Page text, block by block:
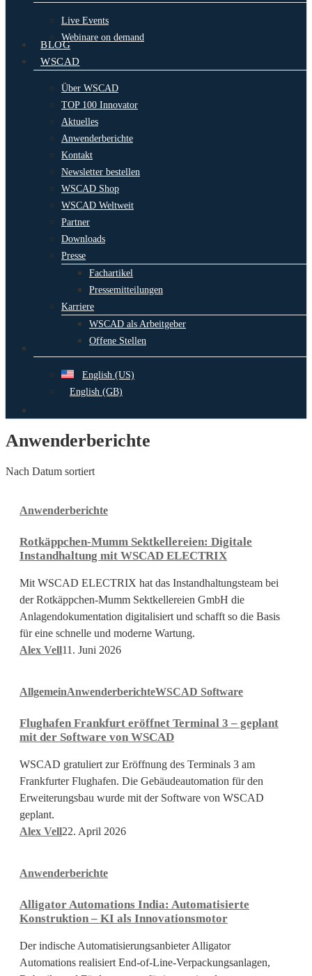
Live Events
Webinare on demand
BLOG
WSCAD
Über WSCAD
TOP 100 Innovator
Aktuelles
Anwenderberichte
Kontakt
Newsletter bestellen
WSCAD Shop
WSCAD Weltweit
Partner
Downloads
Presse
Fachartikel
Pressemitteilungen
Karriere
WSCAD als Arbeitgeber
Offene Stellen
English (US)
English (GB)
Anwenderberichte
Nach Datum sortiert
Mumm
Digitale
WSCAD
ELECTRIX
Anwenderberichte
Rotkäppchen-Mumm Sektkellereien: Digitale
Instandhaltung mit WSCAD ELECTRIX
Mit WSCAD ELECTRIX hat das Instandhaltungsteam bei
der Rotkäppchen-Mumm Sektkellereien GmbH die
Anlagendokumentation digitalisiert und schafft so die Basis
für eine schnelle und moderne Wartung.
Alex Vell11. Juni 2026
Frankfurt
Terminal
geplant
Software
AllgemeinAnwenderberichteWSCAD Software
Flughafen Frankfurt eröffnet Terminal 3 – geplant
mit der Software von WSCAD
WSCAD gratuliert zur Eröffnung des Terminals 3 am
Frankfurter Flughafen. Die Gebäudeautomation für den
Erweiterungsbau wurde mit der Software von WSCAD
geplant.
Alex Vell22. April 2026
Automations
Automatisierte
Anwenderberichte
Alligator Automations India: Automatisierte
Konstruktion – KI als Innovationsmotor
Der indische Automatisierungsanbieter Alligator
Automations realisiert End-of-Line-Verpackungsanlagen,